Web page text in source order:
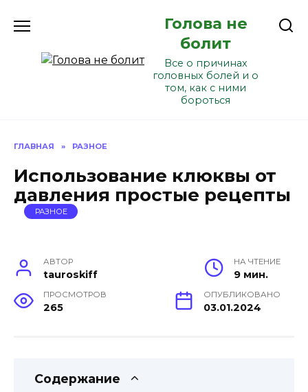
Голова не
болит
Все о причинах
головных болей и о
том, как с ними
бороться
ГЛАВНАЯ » РАЗНОЕ
Использование клюквы от
давления простые рецепты
РАЗНОЕ
АВТОР
tauroskiff
НА ЧТЕНИЕ
9 мин.
ПРОСМОТРОВ
265
ОПУБЛИКОВАНО
03.01.2024
Содержание